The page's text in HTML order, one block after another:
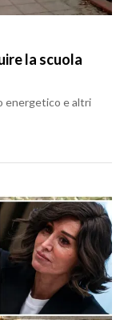
la scuola
energetico e altri